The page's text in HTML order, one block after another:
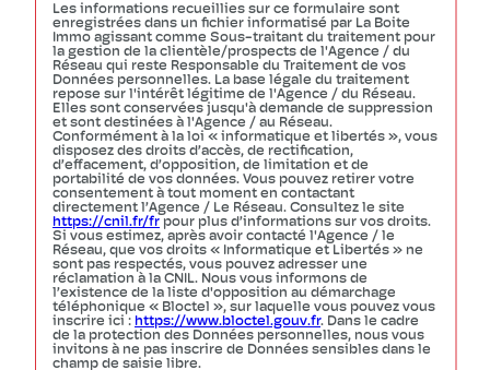
Les informations recueillies sur ce formulaire sont
enregistrées dans un fichier informatisé par La Boite
Immo agissant comme Sous-traitant du traitement pour
la gestion de la clientèle/prospects de l'Agence / du
Réseau qui reste Responsable du Traitement de vos
Données personnelles. La base légale du traitement
repose sur l'intérêt légitime de l'Agence / du Réseau.
Elles sont conservées jusqu'à demande de suppression
et sont destinées à l'Agence / au Réseau.
Conformément à la loi « informatique et libertés », vous
disposez des droits d’accès, de rectification,
d’effacement, d’opposition, de limitation et de
portabilité de vos données. Vous pouvez retirer votre
consentement à tout moment en contactant
directement l’Agence / Le Réseau. Consultez le site
https://cnil.fr/fr pour plus d’informations sur vos droits.
Si vous estimez, après avoir contacté l'Agence / le
Réseau, que vos droits « Informatique et Libertés » ne
sont pas respectés, vous pouvez adresser une
réclamation à la CNIL. Nous vous informons de
l’existence de la liste d'opposition au démarchage
téléphonique « Bloctel », sur laquelle vous pouvez vous
inscrire ici : https://www.bloctel.gouv.fr. Dans le cadre
de la protection des Données personnelles, nous vous
invitons à ne pas inscrire de Données sensibles dans le
champ de saisie libre.